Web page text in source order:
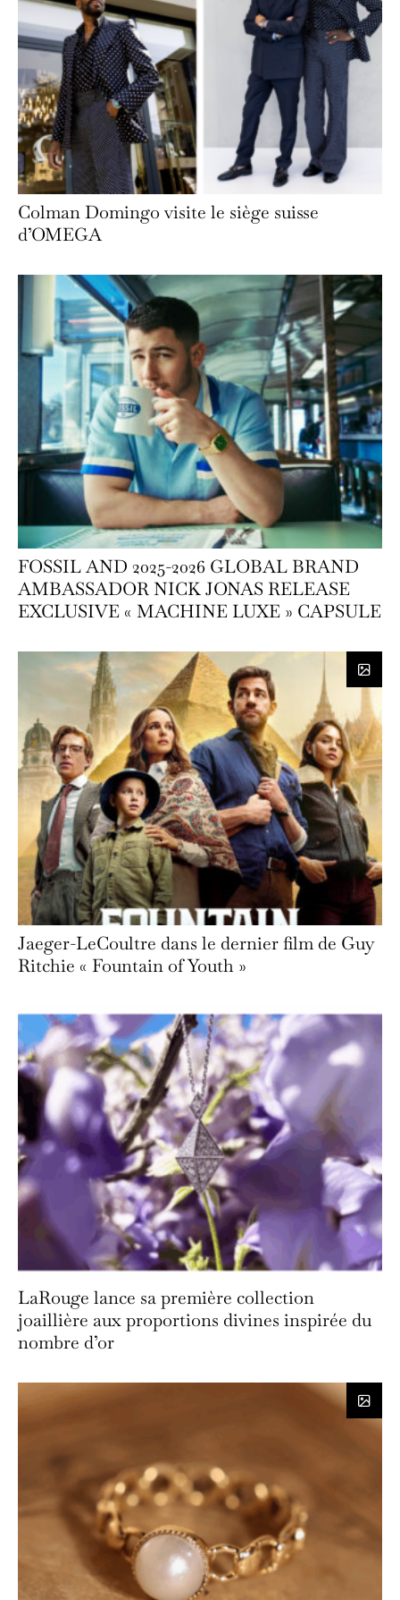
Colman Domingo visite le siège suisse
d’OMEGA
FOSSIL AND 2025-2026 GLOBAL BRAND
AMBASSADOR NICK JONAS RELEASE
EXCLUSIVE « MACHINE LUXE » CAPSULE
Jaeger-LeCoultre dans le dernier film de Guy
Ritchie « Fountain of Youth »
LaRouge lance sa première collection
joaillière aux proportions divines inspirée du
nombre d’or